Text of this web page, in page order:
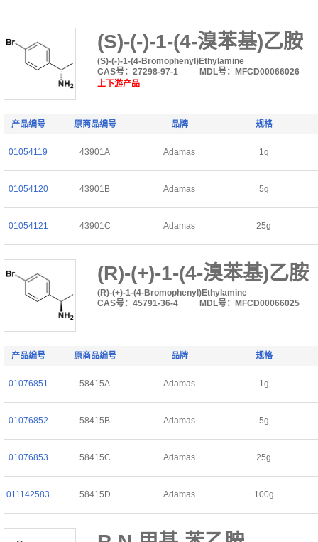
(S)-(-)-1-(4-溴苯基)乙胺
(S)-(-)-1-(4-Bromophenyl)Ethylamine
CAS号：27298-97-1
MDL号：MFCD00066026
上下游产品
产品编号 原商品编号 品牌 规格
01054119 43901A Adamas 1g
01054120 43901B Adamas 5g
01054121 43901C Adamas 25g
(R)-(+)-1-(4-溴苯基)乙胺
(R)-(+)-1-(4-Bromophenyl)Ethylamine
CAS号：45791-36-4
MDL号：MFCD00066025
产品编号 原商品编号 品牌 规格
01076851 58415A Adamas 1g
01076852 58415B Adamas 5g
01076853 58415C Adamas 25g
011142583 58415D Adamas 100g